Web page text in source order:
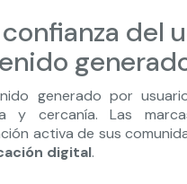
confianza del
generado por
y cercanía. Las
activa de sus
digital.